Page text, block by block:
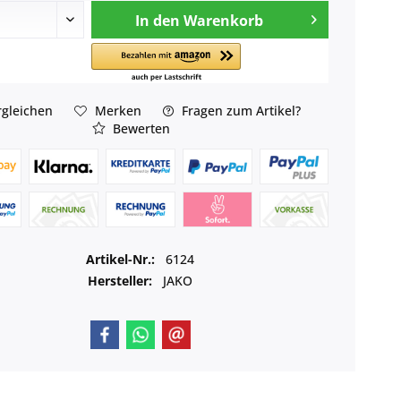
In den Warenkorb
Merken
Fragen zum Artikel?
Bewerten
Artikel-Nr.:
6124
Hersteller:
JAKO